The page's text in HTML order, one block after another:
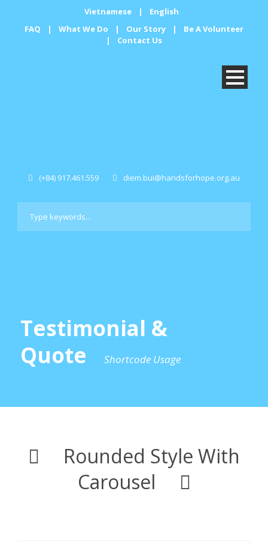
Vietnamese |
English
FAQ
| What We Do | Our Story |
Be A Volunteer
|
Contact Us
(+84) 917.461.559 diem.bui@handsforhope.org.au
Testimonial &
Quote
Shortcode Usage
Rounded Style With
Carousel